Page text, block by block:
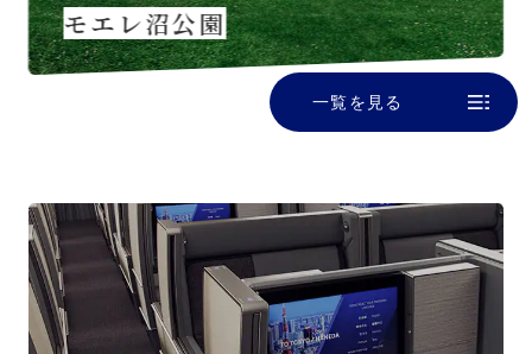
モエレ沼公園
一覧を見る